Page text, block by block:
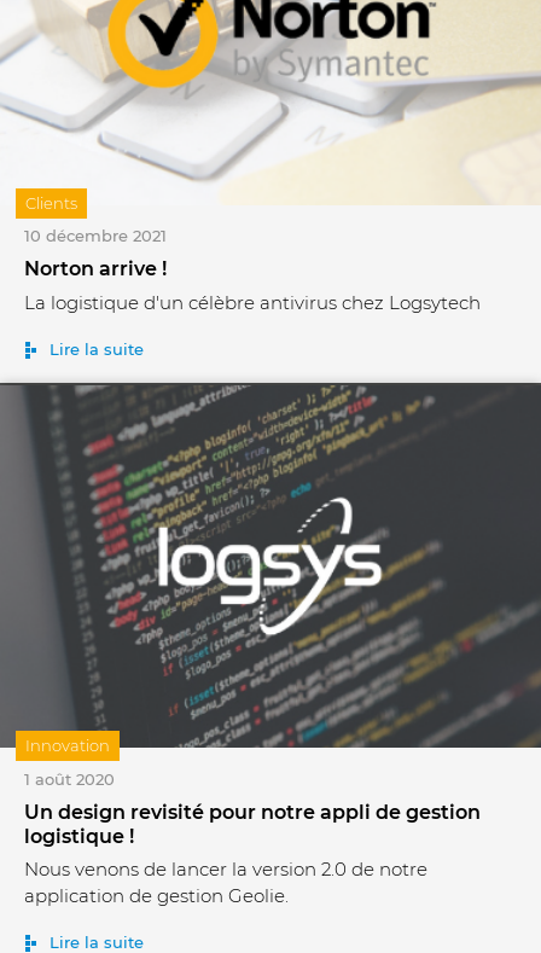
10 décembre 2021
Norton arrive !
La logistique d'un célèbre antivirus chez Logsytech
Lire la suite
Clients
1 août 2020
Un design revisité pour notre appli de gestion
logistique !
Nous venons de lancer la version 2.0 de notre
application de gestion Geolie.
Lire la suite
Innovation